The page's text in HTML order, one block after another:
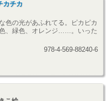
カチカ
色の光があふれてる。ピカピカ
、緑色、オレンジ……。いった
978-4-569-88240-6